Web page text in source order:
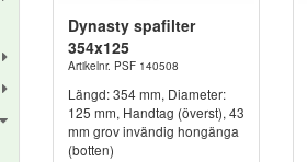
Dynasty spafilter
354x125
Artikelnr. PSF 140508
Längd: 354 mm, Diameter:
125 mm, Handtag (överst), 43
mm grov invändig hongänga
(botten)